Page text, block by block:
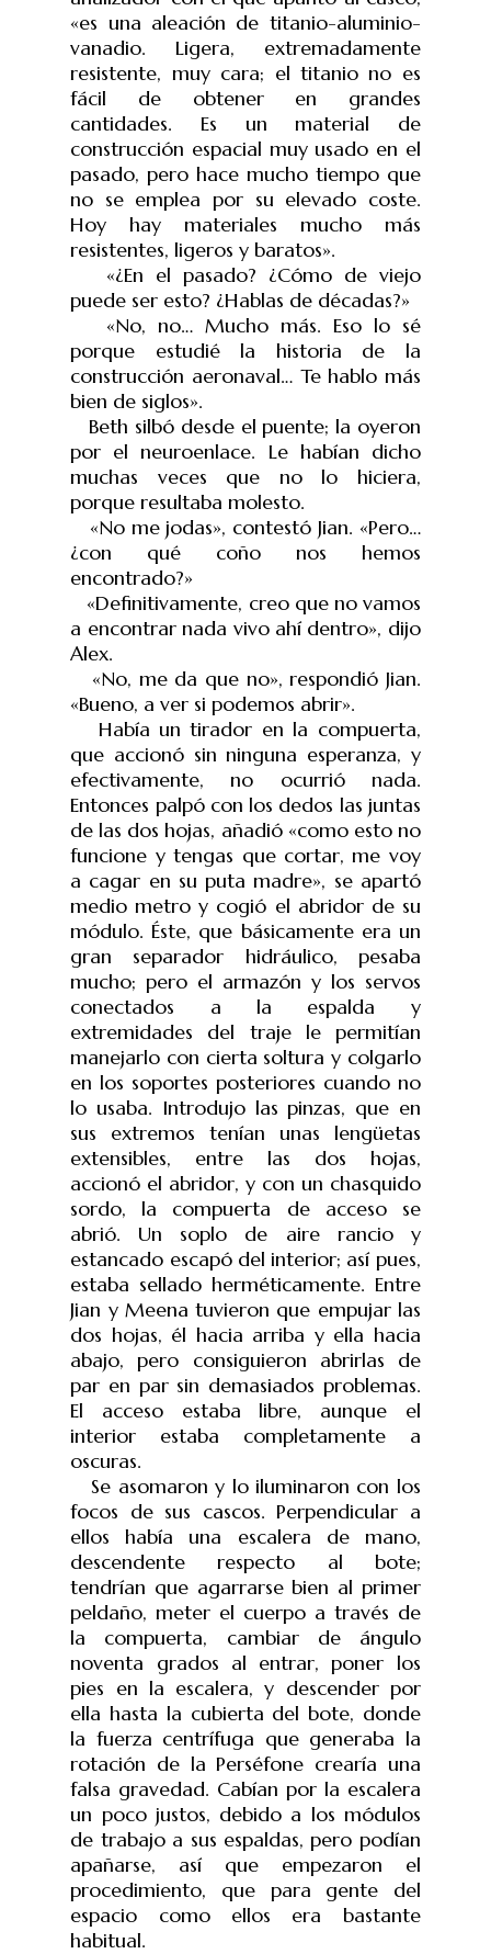
«es una aleación de titanio-aluminio-
vanadio. Ligera, extremadamente
resistente, muy cara; el titanio no es
fácil de obtener en grandes
cantidades. Es un material de
construcción espacial muy usado en el
pasado, pero hace mucho tiempo que
no se emplea por su elevado coste.
Hoy hay materiales mucho más
resistentes, ligeros y baratos».
«¿En el pasado? ¿Cómo de viejo
puede ser esto? ¿Hablas de décadas?»
«No, no… Mucho más. Eso lo sé
porque estudié la historia de la
construcción aeronaval… Te hablo más
bien de siglos».
Beth silbó desde el puente; la oyeron
por el neuroenlace. Le habían dicho
muchas veces que no lo hiciera,
porque resultaba molesto.
«No me jodas», contestó Jian. «Pero…
¿con qué coño nos hemos
encontrado?»
«Definitivamente, creo que no vamos
a encontrar nada vivo ahí dentro», dijo
Alex.
«No, me da que no», respondió Jian.
«Bueno, a ver si podemos abrir».
Había un tirador en la compuerta,
que accionó sin ninguna esperanza, y
efectivamente, no ocurrió nada.
Entonces palpó con los dedos las juntas
de las dos hojas, añadió «como esto no
funcione y tengas que cortar, me voy
a cagar en su puta madre», se apartó
medio metro y cogió el abridor de su
módulo. Éste, que básicamente era un
gran separador hidráulico, pesaba
mucho; pero el armazón y los servos
conectados a la espalda y
extremidades del traje le permitían
manejarlo con cierta soltura y colgarlo
en los soportes posteriores cuando no
lo usaba. Introdujo las pinzas, que en
sus extremos tenían unas lengüetas
extensibles, entre las dos hojas,
accionó el abridor, y con un chasquido
sordo, la compuerta de acceso se
abrió. Un soplo de aire rancio y
estancado escapó del interior; así pues,
estaba sellado herméticamente. Entre
Jian y Meena tuvieron que empujar las
dos hojas, él hacia arriba y ella hacia
abajo, pero consiguieron abrirlas de
par en par sin demasiados problemas.
El acceso estaba libre, aunque el
interior estaba completamente a
oscuras.
Se asomaron y lo iluminaron con los
focos de sus cascos. Perpendicular a
ellos había una escalera de mano,
descendente respecto al bote;
tendrían que agarrarse bien al primer
peldaño, meter el cuerpo a través de
la compuerta, cambiar de ángulo
noventa grados al entrar, poner los
pies en la escalera, y descender por
ella hasta la cubierta del bote, donde
la fuerza centrífuga que generaba la
rotación de la Perséfone crearía una
falsa gravedad. Cabían por la escalera
un poco justos, debido a los módulos
de trabajo a sus espaldas, pero podían
apañarse, así que empezaron el
procedimiento, que para gente del
espacio como ellos era bastante
habitual.